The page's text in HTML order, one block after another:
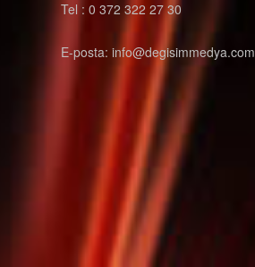
Tel : 0 372 322 27 30
E-posta: info@degisimmedya.com